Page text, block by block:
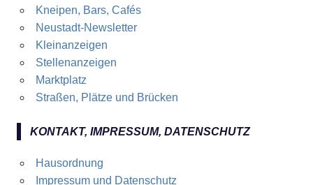
Kneipen, Bars, Cafés
Neustadt-Newsletter
Kleinanzeigen
Stellenanzeigen
Marktplatz
Straßen, Plätze und Brücken
KONTAKT, IMPRESSUM, DATENSCHUTZ
Hausordnung
Impressum und Datenschutz